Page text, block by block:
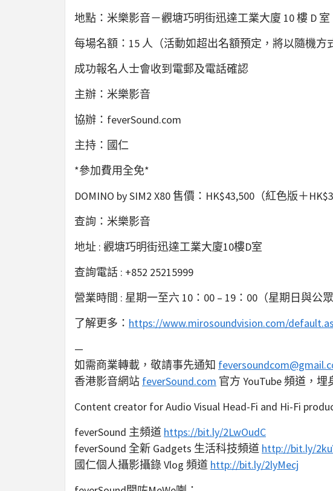
地點：米樂影音－觀塘巧明街迅達工業大廈 10 樓 D 室
每場名額：15 人（活動如超出名額預定，將以隨機方
成功報名人士會收到電郵及電話確認
主辦：米樂影音
協辦：feverSound.com
主持：國仁
*參加費用全免*
DOMINO by SIM2 X80 售價：HK$43,500（紅色版＋
查詢：米樂影音
地址 : 觀塘巧明街迅達工業大廈10樓D室
查詢電話 : +852 25215999
營業時間 : 星期一至六 10：00 – 19：00（星期日與公眾
了解更多： https://www.mirosoundvision.com/
—
如需商業轉載，敬請事先通知
香港影音網站 feverSound.com 官方 YouTube 頻道，
Content creator for Audio Visual Head-Fi and Hi-Fi
feverSound 主頻道 https://bit.ly/2LwOudC
feverSound 全新 Gadgets 生活科技頻道 http://bit.ly/
國仁個人攝影攝錄 Vlog 頻道 http://bit.ly/2lyMecj